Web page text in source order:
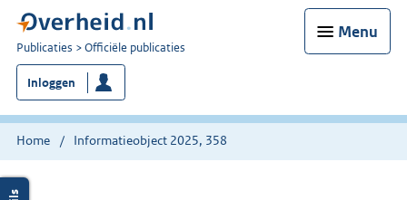
Menu
U
bent
nu
hier:
Publicaties Officiële publicaties
Inloggen
Home Informatieobject 2025, 358